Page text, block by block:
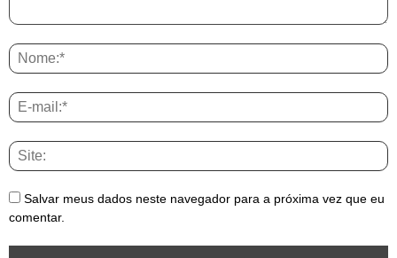
Salvar meus dados neste navegador para a próxima vez que eu
comentar.